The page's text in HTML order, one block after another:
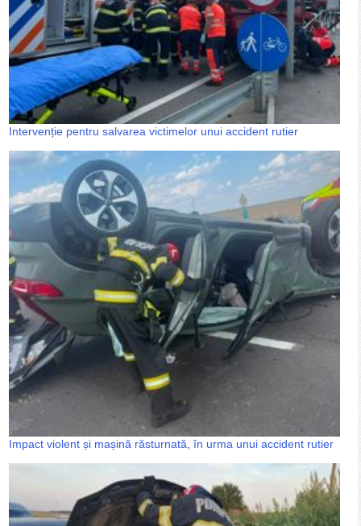
Intervenție pentru salvarea victimelor unui accident rutier
Impact violent și mașină răsturnată, în urma unui accident rutier